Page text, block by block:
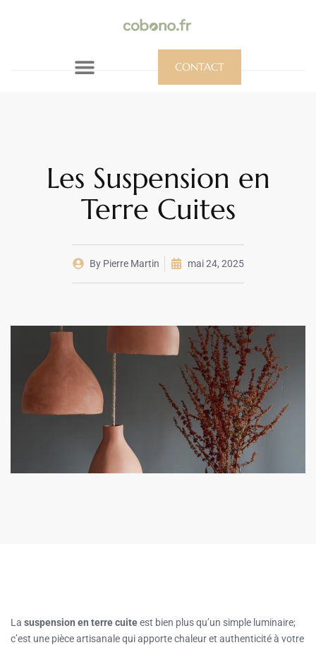
CONTACT
Les Suspension en
Terre Cuites
ByPierre Martin mai 24, 2025
La suspension en terre cuiteest bien plus qu’un simple luminaire;
c’est une pièce artisanale qui apporte chaleur et authenticité à votre